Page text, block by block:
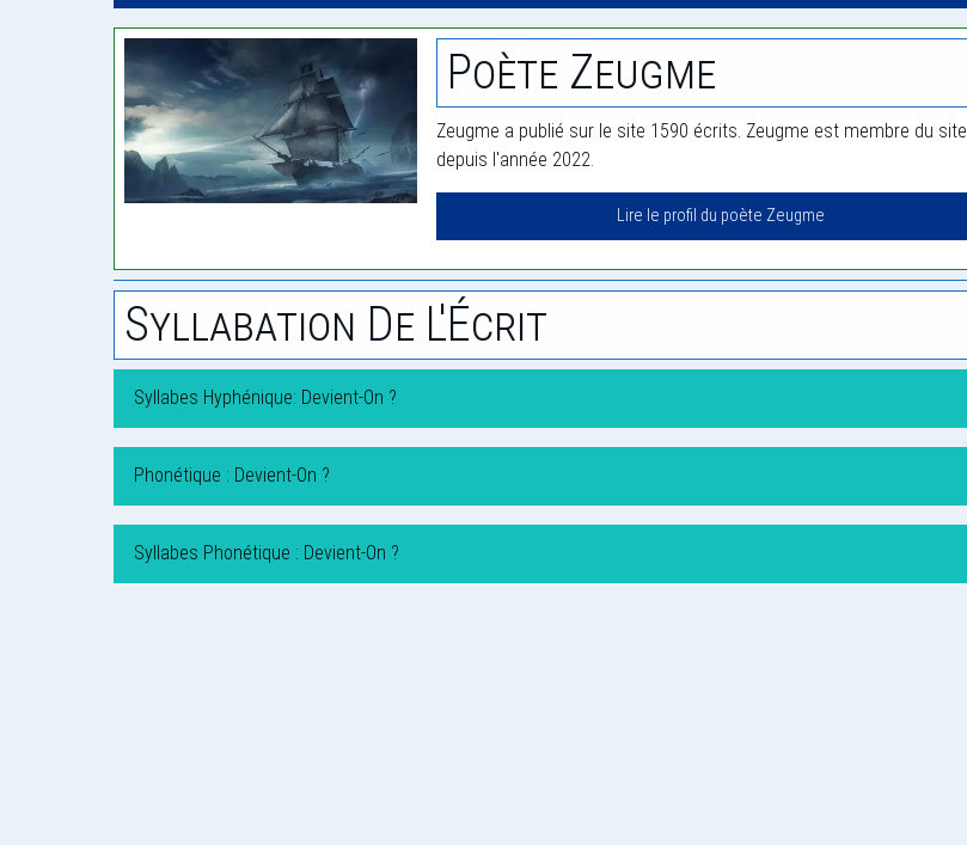
Poète Zeugme
Zeugme a publié sur le site 1590 écrits. Zeugme est membre du site
depuis l'année 2022.
Lire le profil du poète Zeugme
Syllabation De L'Écrit
Syllabes Hyphénique: Devient-On ?
Phonétique : Devient-On ?
Syllabes Phonétique : Devient-On ?